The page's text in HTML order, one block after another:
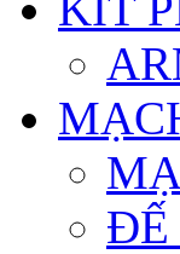
ĐẾ